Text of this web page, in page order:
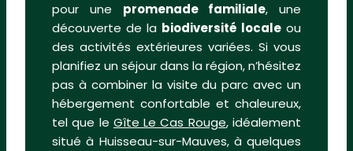
pour une promenade familiale, une
découverte de la biodiversité locale ou
des activités extérieures variées. Si vous
planifiez un séjour dans la région, n’hésitez
pas à combiner la visite du parc avec un
hébergement confortable et chaleureux,
tel que le Gîte Le Cas Rouge, idéalement
situé à Huisseau-sur-Mauves, à quelques